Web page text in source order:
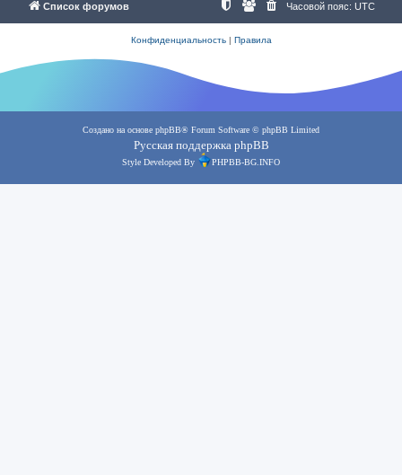
Список форумов Часовой пояс: UTC
Конфиденциальность| Правила
Создано на основе phpBB® Forum Software © phpBB Limited
Русская поддержка phpBB
Style Developed By PHPBB-BG.INFO